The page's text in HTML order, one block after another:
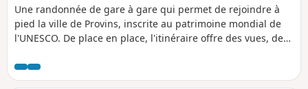
Une randonnée de gare à gare qui permet de rejoindre à
pied la ville de Provins, inscrite au patrimoine mondial de
l'UNESCO. De place en place, l'itinéraire offre des vues, de
cadre rafraîchissant, le village de Chalautre-la-Petite recèle
également un patrimoine intéressant.